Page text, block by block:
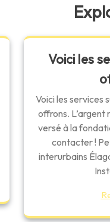
Voici les
Voici les services
offrons.
versé à la
contacter !
interurbains